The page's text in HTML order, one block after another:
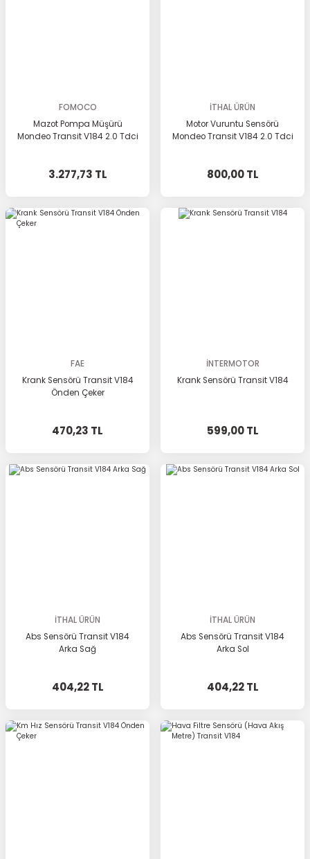
FOMOCO
Mazot Pompa Müşürü
Mondeo Transit V184 2.0 Tdci
3.277,73 TL
İTHAL ÜRÜN
Motor Vuruntu Sensörü
Mondeo Transit V184 2.0 Tdci
800,00 TL
FAE
Krank Sensörü Transit V184
Önden Çeker
470,23 TL
İNTERMOTOR
Krank Sensörü Transit V184
599,00 TL
İTHAL ÜRÜN
Abs Sensörü Transit V184
Arka Sağ
404,22 TL
İTHAL ÜRÜN
Abs Sensörü Transit V184
Arka Sol
404,22 TL